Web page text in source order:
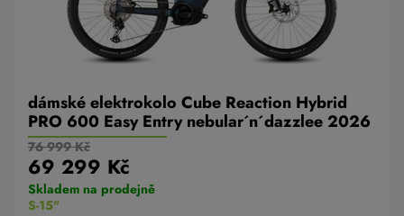
dámské elektrokolo Cube Reaction Hybrid
PRO 600 Easy Entry nebular´n´dazzlee 2026
76 999 Kč
69 299 Kč
Skladem na prodejně
S-15"